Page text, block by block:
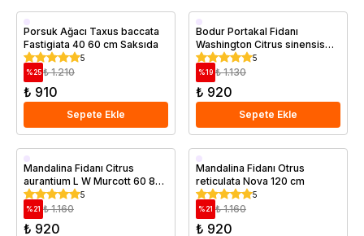
Saksıda
Porsuk Ağacı Taxus baccata
Fastigiata 40 60 cm Saksıda
5
%25 ₺ 1.210
₺ 910
Sepete Ekle
Aşılı
Saksıda
Bodur Portakal Fidanı
Washington Citrus sinensis
Washington5
%19 ₺ 1.130
₺ 920
Sepete Ekle
Aşılı
Geççi
Saksıda
Mandalina Fidanı Citrus
aurantium L W Murcott 60 80
cm Saksıda5
%21 ₺ 1.160
₺ 920
Aşılı
Geççi
Saksıda
Mandalina Fidanı Otrus
reticulata Nova 120 cm
5
%21 ₺ 1.160
₺ 920